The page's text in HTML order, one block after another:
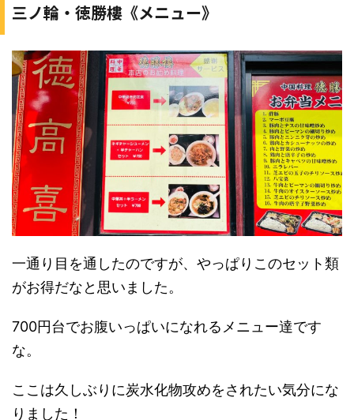
三ノ輪・徳勝樓《メニュー》
一通り目を通したのですが、やっぱりこのセット類
がお得だなと思いました。
700円台でお腹いっぱいになれるメニュー達です
な。
ここは久しぶりに炭水化物攻めをされたい気分にな
りました！